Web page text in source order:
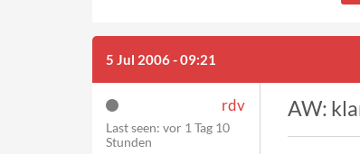
5 Jul 2006 - 09:21
rdv
Last seen: vor 1 Tag 10
Stunden
AW: